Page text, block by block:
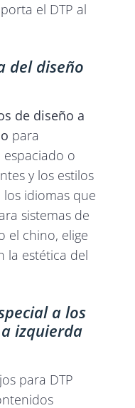
el DTP al
del diseño
de diseño a
para
o
y los estilos
idiomas que
sistemas de
el chino, elige
la estética del
a los
izquierda
para DTP